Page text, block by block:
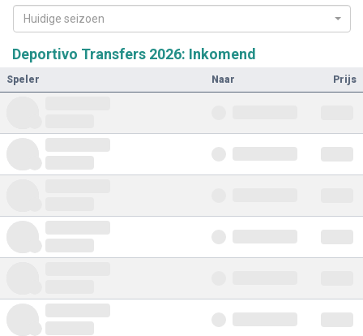
Huidige seizoen
Deportivo Transfers 2026: Inkomend
Speler Naar Prijs